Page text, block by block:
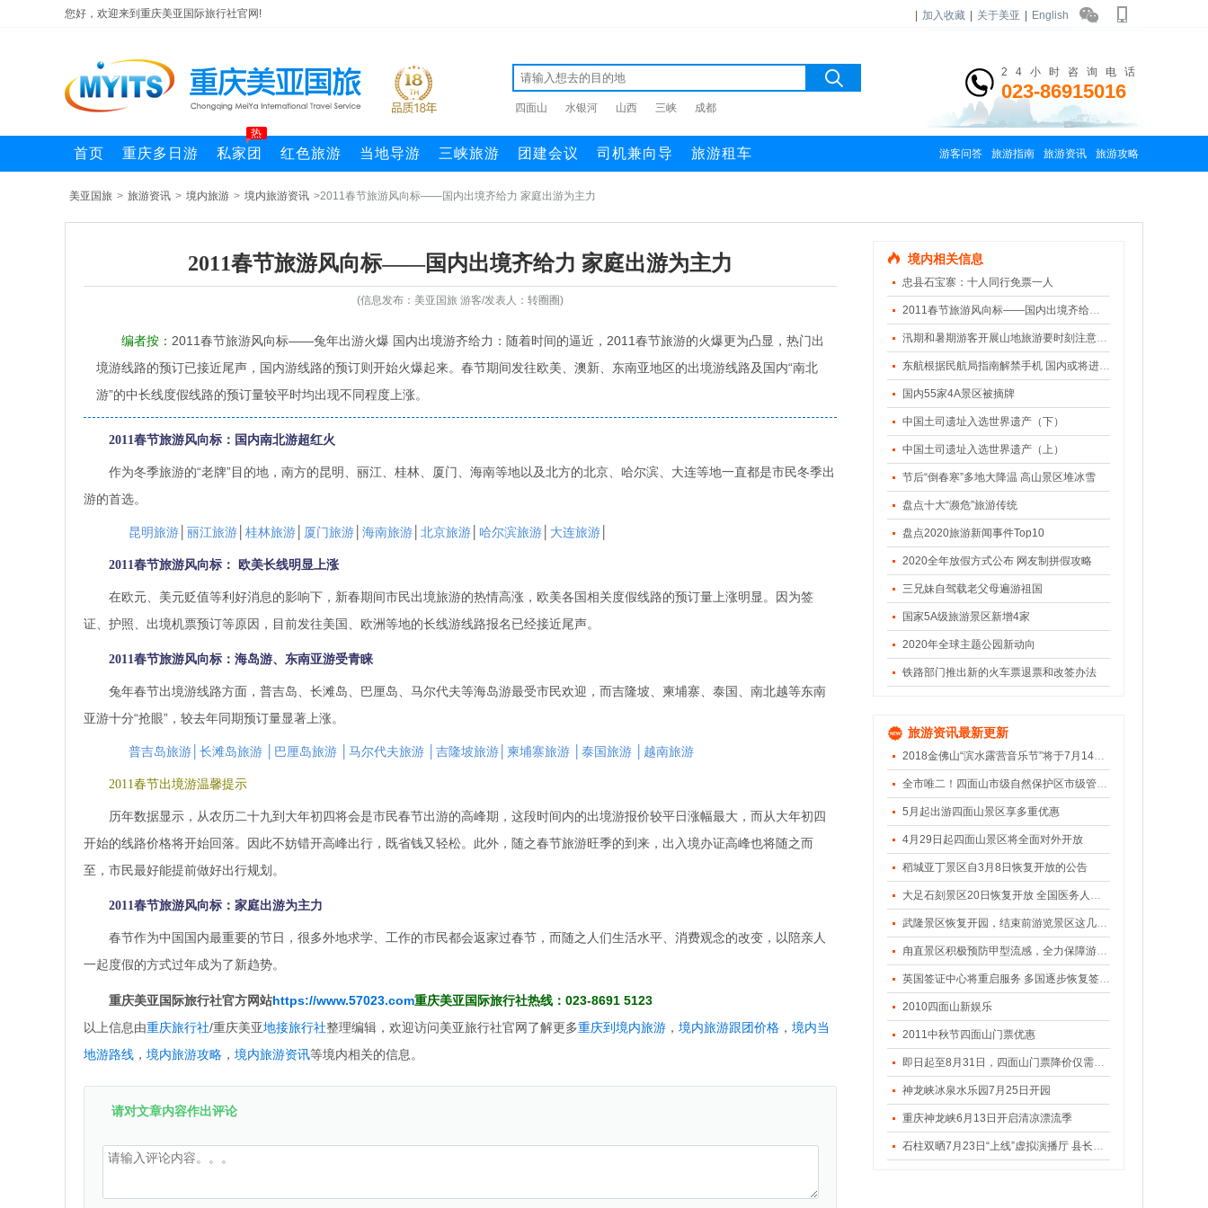
您好，欢迎来到重庆美亚国际旅行社官网! 加入收藏 关于美亚 English
四面山 水银河 山西 三峡 成都
24小时咨询电话
023-86915016
首页 重庆多日游 私家团
热
红色旅游 当地导游 三峡旅游 团建会议 司机兼向导 旅游租车 游客问答 旅游指南 旅游资讯 旅游攻略
美亚国旅 > 旅游资讯 > 境内旅游 > 境内旅游资讯 >2011春节旅游风向标——国内出境齐给力 家庭出游为主力
2011春节旅游风向标——国内出境齐给力 家庭出游为主力
(信息发布：美亚国旅 游客/发表人：转圈圈)
编者按： 2011春节旅游风向标——兔年出游火爆 国内出境游齐给力：随着时间的逼近，2011春节旅游的火爆更为凸显，热门出
境游线路的预订已接近尾声，国内游线路的预订则开始火爆起来。春节期间发往欧美、澳新、东南亚地区的出境游线路及国内“南北
游”的中长线度假线路的预订量较平时均出现不同程度上涨。
2011春节旅游风向标：国内南北游超红火
作为冬季旅游的“老牌”目的地，南方的昆明、丽江、桂林、厦门、海南等地以及北方的北京、哈尔滨、大连等地一直都是市民冬季出
游的首选。
昆明旅游 丽江旅游 桂林旅游 厦门旅游 海南旅游 北京旅游 哈尔滨旅游 大连旅游
2011春节旅游风向标： 欧美长线明显上涨
在欧元、美元贬值等利好消息的影响下，新春期间市民出境旅游的热情高涨，欧美各国相关度假线路的预订量上涨明显。因为签
证、护照、出境机票预订等原因，目前发往美国、欧洲等地的长线游线路报名已经接近尾声。
2011春节旅游风向标：海岛游、东南亚游受青睐
兔年春节出境游线路方面，普吉岛、长滩岛、巴厘岛、马尔代夫等海岛游最受市民欢迎，而吉隆坡、柬埔寨、泰国、南北越等东南
亚游十分“抢眼”，较去年同期预订量显著上涨。
普吉岛旅游│长滩岛旅游 │巴厘岛旅游 │马尔代夫旅游 │吉隆坡旅游│柬埔寨旅游 │泰国旅游 │越南旅游
2011春节出境游温馨提示
历年数据显示，从农历二十九到大年初四将会是市民春节出游的高峰期，这段时间内的出境游报价较平日涨幅最大，而从大年初四
开始的线路价格将开始回落。因此不妨错开高峰出行，既省钱又轻松。此外，随之春节旅游旺季的到来，出入境办证高峰也将随之而
至，市民最好能提前做好出行规划。
2011春节旅游风向标：家庭出游为主力
春节作为中国国内最重要的节日，很多外地求学、工作的市民都会返家过春节，而随之人们生活水平、消费观念的改变，以陪亲人
一起度假的方式过年成为了新趋势。
重庆美亚国际旅行社官方网站https://www.57023.com重庆美亚国际旅行社热线：023-8691 5123
以上信息由重庆旅行社/重庆美亚地接旅行社整理编辑，欢迎访问美亚旅行社官网了解更多重庆到境内旅游 ， 境内旅游跟团价格 ， 境内当
地游路线 ， 境内旅游攻略 ， 境内旅游资讯等境内相关的信息。
请对文章内容作出评论
境内相关信息
忠县石宝寨：十人同行免票一人
2011春节旅游风向标——国内出境齐给力 家庭出游为主力
汛期和暑期游客开展山地旅游要时刻注意安全
东航根据民航局指南解禁手机 国内或将进入机上刷手机时代
国内55家4A景区被摘牌
中国土司遗址入选世界遗产（下）
中国土司遗址入选世界遗产（上）
节后“倒春寒”多地大降温 高山景区堆冰雪
盘点十大“濒危”旅游传统
盘点2020旅游新闻事件Top10
2020全年放假方式公布 网友制拼假攻略
三兄妹自驾载老父母遍游祖国
国家5A级旅游景区新增4家
2020年全球主题公园新动向
铁路部门推出新的火车票退票和改签办法
旅游资讯最新更新
2018金佛山“滨水露营音乐节”将于7月14日盛大开幕
全市唯二！四面山市级自然保护区市级管理评估获“优”
5月起出游四面山景区享多重优惠
4月29日起四面山景区将全面对外开放
稻城亚丁景区自3月8日恢复开放的公告
大足石刻景区20日恢复开放 全国医务人员可免门票
武隆景区恢复开园，结束前游览景区这几点要注意
甪直景区积极预防甲型流感，全力保障游客游览安全
英国签证中心将重启服务 多国逐步恢复签证服务
2010四面山新娱乐
2011中秋节四面山门票优惠
即日起至8月31日，四面山门票降价仅需50元/人
神龙峡冰泉水乐园7月25日开园
重庆神龙峡6月13日开启清凉漂流季
石柱双晒7月23日“上线”虚拟演播厅 县长左军一秒穿越千野草场